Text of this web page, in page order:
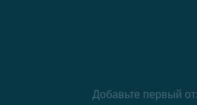
Добавьте первый